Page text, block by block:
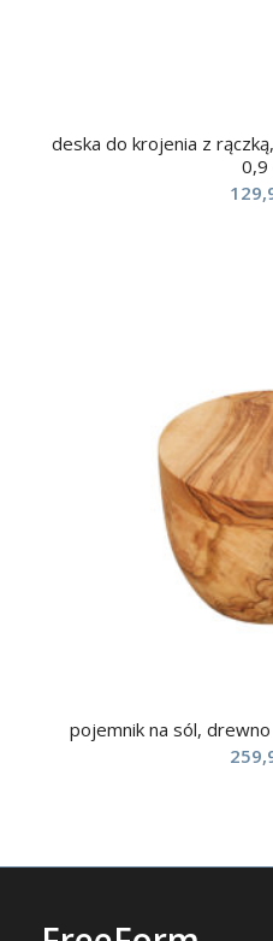
deska do krojenia z
0,9
pojemnik na sól,